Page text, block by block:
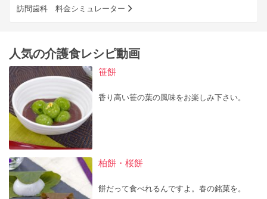
訪問歯科 料金シミュレーター
人気の介護食レシピ動画
笹餅
香り高い笹の葉の風味をお楽しみ下さい。
柏餅・桜餅
餅だって食べれるんですよ。春の銘菓を。